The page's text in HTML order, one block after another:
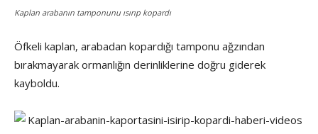
Kaplan arabanın tamponunu ısırıp kopardı
Öfkeli kaplan, arabadan kopardığı tamponu ağzından
bırakmayarak ormanlığın derinliklerine doğru giderek
kayboldu.